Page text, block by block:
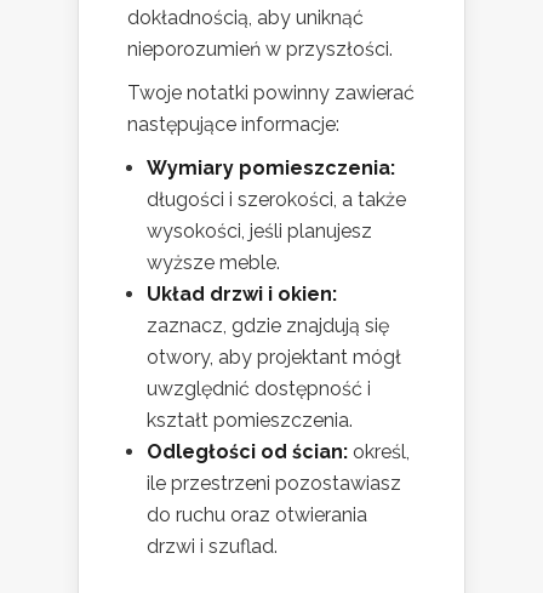
dokładnością, aby uniknąć
nieporozumień w przyszłości.
Twoje notatki powinny zawierać
następujące informacje:
Wymiary pomieszczenia:
długości i szerokości, a także
wysokości, jeśli planujesz
wyższe meble.
Układ drzwi i okien:
zaznacz, gdzie znajdują się
otwory, aby projektant mógł
uwzględnić dostępność i
kształt pomieszczenia.
Odległości od ścian: określ,
ile przestrzeni pozostawiasz
do ruchu oraz otwierania
drzwi i szuflad.